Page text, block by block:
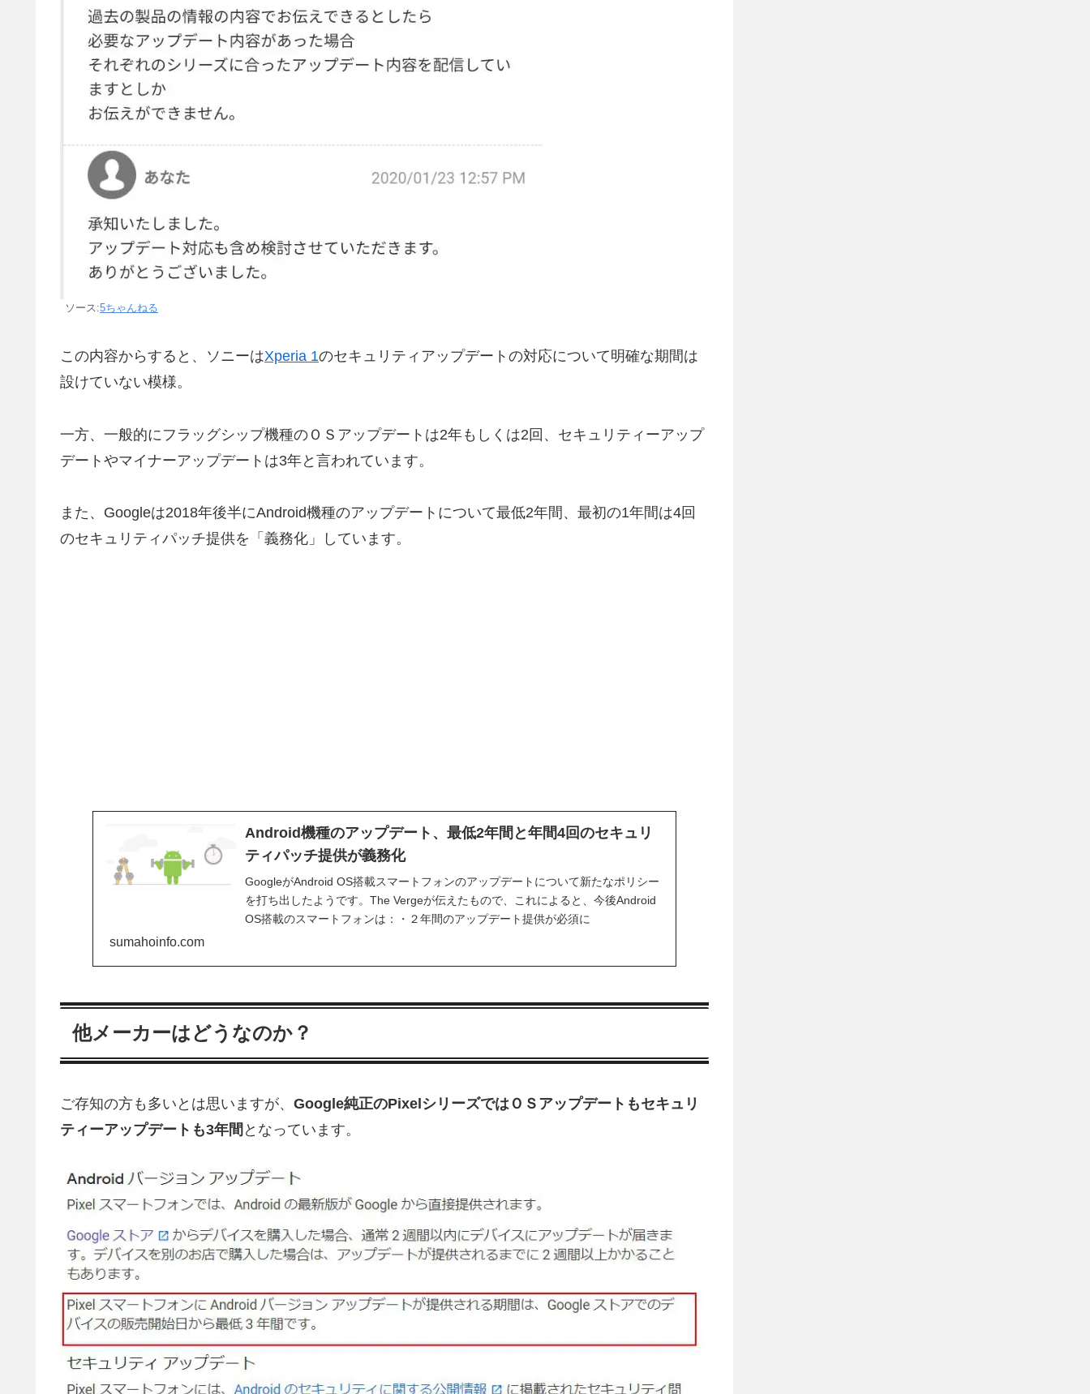
ソース:5ちゃんねる
この内容からすると、ソニーはXperia 1のセキュリティアップデートの対応について明確な期間は
設けていない模様。
一方、一般的にフラッグシップ機種のＯＳアップデートは2年もしくは2回、セキュリティーアップ
デートやマイナーアップデートは3年と言われています。
また、Googleは2018年後半にAndroid機種のアップデートについて最低2年間、最初の1年間は4回
のセキュリティパッチ提供を「義務化」しています。
Android機種のアップデート、最低2年間と年間4回のセキュリ
ティパッチ提供が義務化
GoogleがAndroid OS搭載スマートフォンのアップデートについて新たなポリシー
を打ち出したようです。The Vergeが伝えたもので、これによると、今後Android
OS搭載のスマートフォンは：・２年間のアップデート提供が必須に
sumahoinfo.com
他メーカーはどうなのか？
ご存知の方も多いとは思いますが、 Google純正のPixelシリーズではＯＳアップデートもセキュリ
ティーアップデートも3年間 となっています。